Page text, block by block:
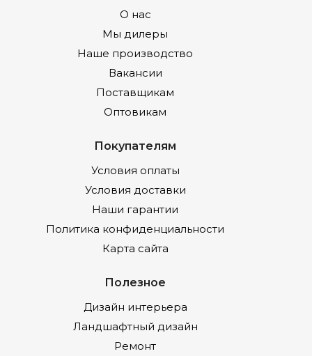
О нас
Мы дилеры
Наше производство
Вакансии
Поставщикам
Оптовикам
Покупателям
Условия оплаты
Условия доставки
Наши гарантии
Политика конфиденциальности
Карта сайта
Полезное
Дизайн интерьера
Ландшафтный дизайн
Ремонт